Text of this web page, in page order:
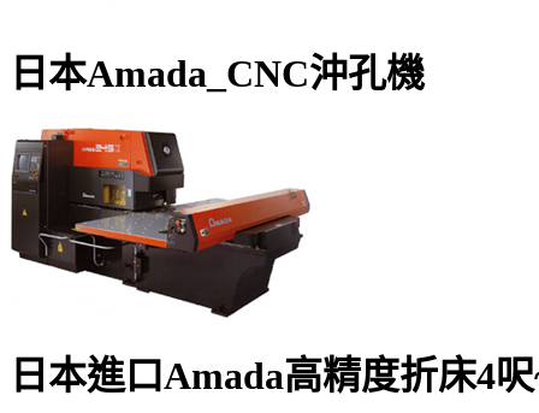
日本Amada_CNC沖孔機
日本進口Amada高精度折床4